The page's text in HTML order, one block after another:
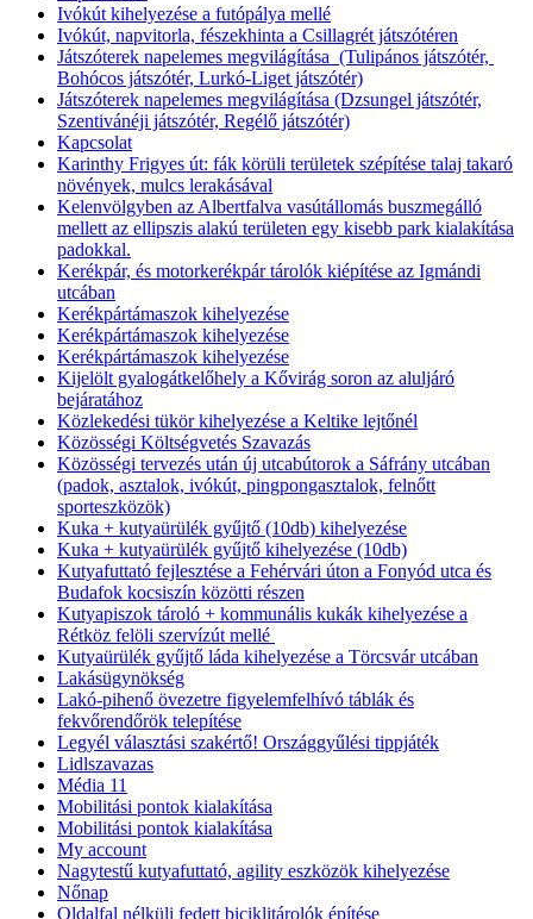
Ivókút kihelyezése a futópálya mellé
Ivókút, napvitorla, fészekhinta a Csillagrét játszótéren
Játszóterek napelemes megvilágítása (Tulipános játszótér,
Bohócos játszótér, Lurkó-Liget játszótér)
Játszóterek napelemes megvilágítása (Dzsungel játszótér,
Szentivánéji játszótér, Regélő játszótér)
Kapcsolat
Karinthy Frigyes út: fák körüli területek szépítése talaj takaró
növények, mulcs lerakásával
Kelenvölgyben az Albertfalva vasútállomás buszmegálló
mellett az ellipszis alakú területen egy kisebb park kialakítása
padokkal.
Kerékpár, és motorkerékpár tárolók kiépítése az Igmándi
utcában
Kerékpártámaszok kihelyezése
Kerékpártámaszok kihelyezése
Kerékpártámaszok kihelyezése
Kijelölt gyalogátkelőhely a Kővirág soron az aluljáró
bejáratához
Közlekedési tükör kihelyezése a Keltike lejtőnél
Közösségi Költségvetés Szavazás
Közösségi tervezés után új utcabútorok a Sáfrány utcában
(padok, asztalok, ivókút, pingpongasztalok, felnőtt
sporteszközök)
Kuka + kutyaürülék gyűjtő (10db) kihelyezése
Kuka + kutyaürülék gyűjtő kihelyezése (10db)
Kutyafuttató fejlesztése a Fehérvári úton a Fonyód utca és
Budafok kocsiszín közötti részen
Kutyapiszok tároló + kommunális kukák kihelyezése a
Rétköz felöli szervízút mellé
Kutyaürülék gyűjtő láda kihelyezése a Törcsvár utcában
Lakásügynökség
Lakó-pihenő övezetre figyelemfelhívó táblák és
fekvőrendőrök telepítése
Legyél választási szakértő! Országgyűlési tippjáték
Lidlszavazas
Média 11
Mobilitási pontok kialakítása
Mobilitási pontok kialakítása
My account
Nagytestű kutyafuttató, agility eszközök kihelyezése
Nőnap
Oldalfal nélküli fedett biciklitárolók építése